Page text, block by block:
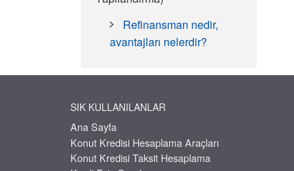
Refinansman nedir,
avantajları nelerdir?
SIK KULLANILANLAR
Ana Sayfa
Konut Kredisi Hesaplama Araçları
Konut Kredisi Taksit Hesaplama